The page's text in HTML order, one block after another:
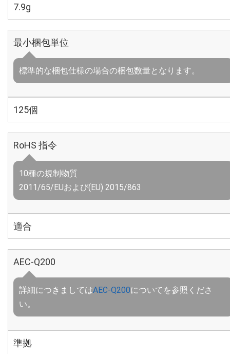
7.9g
最小梱包単位
標準的な梱包仕様の場合の梱包数量となります。
125個
RoHS 指令
10種の規制物質
2011/65/EUおよび(EU) 2015/863
適合
AEC-Q200
詳細につきましてはAEC-Q200についてを参照くださ
い。
準拠